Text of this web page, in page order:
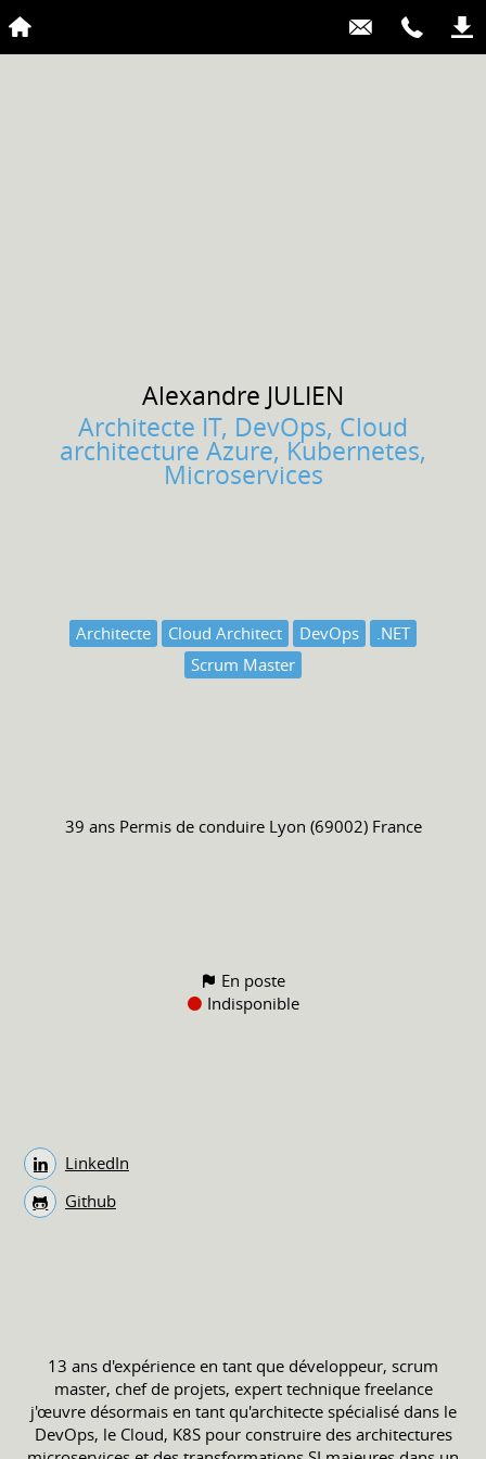
Alexandre JULIEN
Architecte IT, DevOps, Cloud
architecture Azure, Kubernetes,
Microservices
Architecte Cloud Architect DevOps
.NET
Scrum Master
39 ans Permis de conduire Lyon (69002) France
En poste
Indisponible
LinkedIn
Github
13 ans d'expérience en tant que développeur, scrum
master, chef de projets, expert technique freelance
j'œuvre désormais en tant qu'architecte spécialisé dans le
DevOps, le Cloud, K8S pour construire des architectures